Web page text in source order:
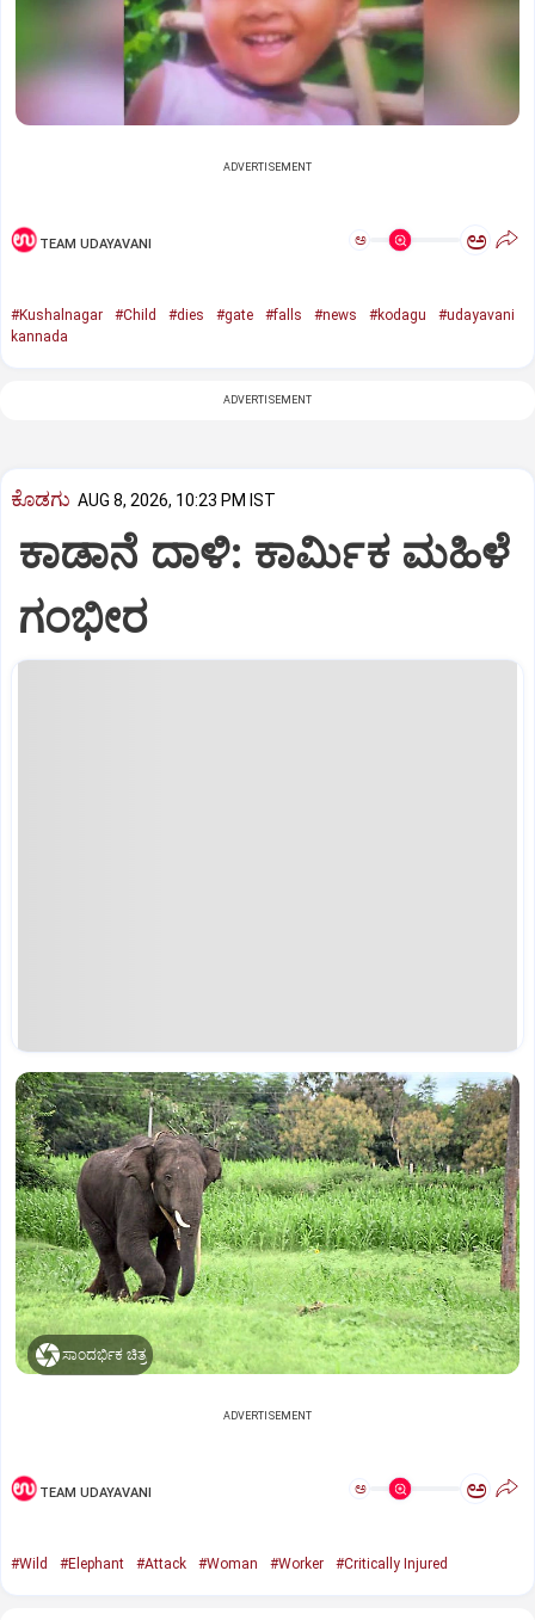
ADVERTISEMENT
TEAM UDAYAVANI ಅ ಅ
#Kushalnagar #Child #dies #gate #falls #news #kodagu
#udayavani
kannada
ADVERTISEMENT
ಕೊಡಗು AUG 8, 2026, 10:23 PM IST
ಕಾಡಾನೆ ದಾಳಿ: ಕಾರ್ಮಿಕ ಮಹಿಳೆ
ಗಂಭೀರ
ಸಾಂದರ್ಭಿಕ ಚಿತ್ರ
ADVERTISEMENT
TEAM UDAYAVANI ಅ ಅ
#Wild #Elephant #Attack #Woman #Worker #Critically Injured